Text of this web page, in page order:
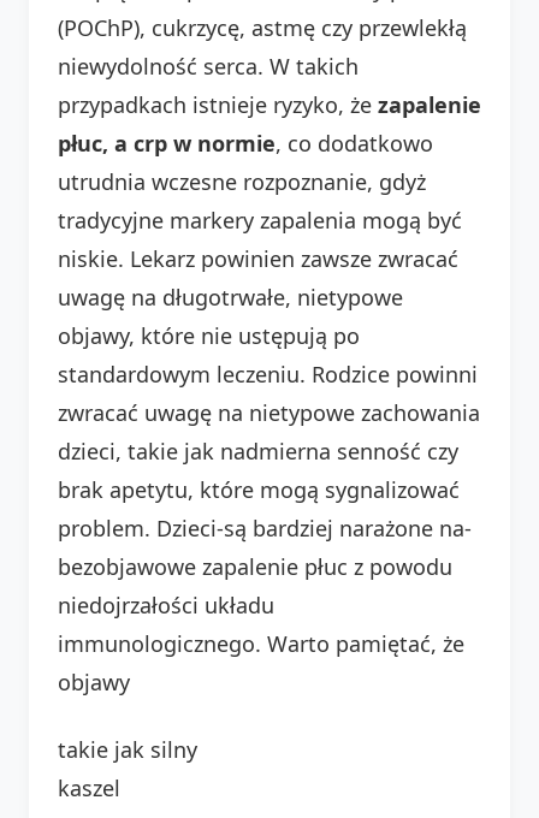
(POChP), cukrzycę, astmę czy przewlekłą
niewydolność serca. W takich
przypadkach istnieje ryzyko, że zapalenie
płuc, a crp w normie, co dodatkowo
utrudnia wczesne rozpoznanie, gdyż
tradycyjne markery zapalenia mogą być
niskie. Lekarz powinien zawsze zwracać
uwagę na długotrwałe, nietypowe
objawy, które nie ustępują po
standardowym leczeniu. Rodzice powinni
zwracać uwagę na nietypowe zachowania
dzieci, takie jak nadmierna senność czy
brak apetytu, które mogą sygnalizować
problem. Dzieci-są bardziej narażone na-
bezobjawowe zapalenie płuc z powodu
niedojrzałości układu
immunologicznego. Warto pamiętać, że
objawy
takie jak silny
kaszel